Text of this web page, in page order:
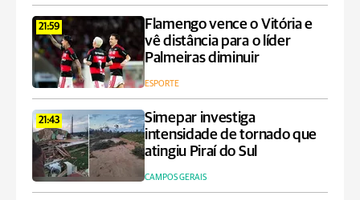
21:59
Flamengo vence o Vitória e
vê distância para o líder
Palmeiras diminuir
ESPORTE
21:43
Simepar investiga
intensidade de tornado que
atingiu Piraí do Sul
CAMPOS GERAIS